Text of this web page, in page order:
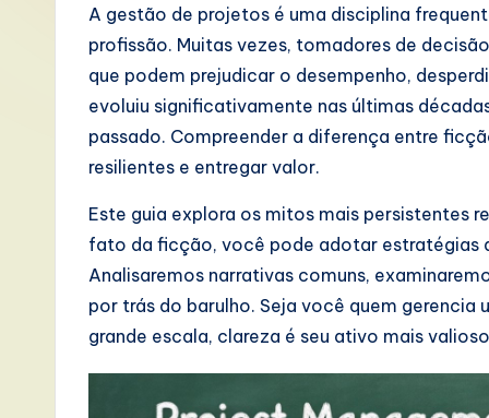
rt
A gestão de projetos é uma disciplina
profissão. Muitas vezes, tomadores de
que podem prejudicar o desempenho,
evoluiu significativamente nas últimas
passado. Compreender a diferença entre
resilientes e entregar valor.
Este guia explora os mitos mais persistentes
fato da ficção, você pode adotar estratégias
Analisaremos narrativas comuns,
por trás do barulho. Seja você quem gerencia
grande escala, clareza é seu ativo mais